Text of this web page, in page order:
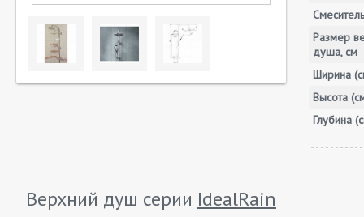
Смеситель
Размер
душа, см
Ширина
Высота
Глубина
Верхний душ серии IdealRain